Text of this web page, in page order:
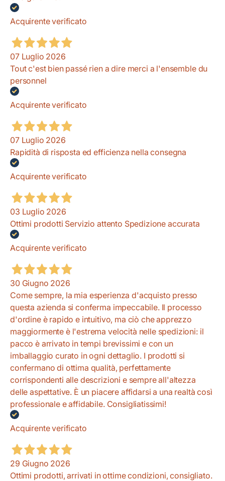
Acquirente verificato
07 Luglio 2026
Tout c'est bien passé rien a dire merci a l'ensemble du
personnel
Acquirente verificato
07 Luglio 2026
Rapidità di risposta ed efficienza nella consegna
Acquirente verificato
03 Luglio 2026
Ottimi prodotti Servizio attento Spedizione accurata
Acquirente verificato
30 Giugno 2026
Come sempre, la mia esperienza d'acquisto presso
questa azienda si conferma impeccabile. Il processo
d'ordine è rapido e intuitivo, ma ciò che apprezzo
maggiormente è l'estrema velocità nelle spedizioni: il
pacco è arrivato in tempi brevissimi e con un
imballaggio curato in ogni dettaglio. I prodotti si
confermano di ottima qualità, perfettamente
corrispondenti alle descrizioni e sempre all'altezza
delle aspettative. È un piacere affidarsi a una realtà così
professionale e affidabile. Consigliatissimi!
Acquirente verificato
29 Giugno 2026
Ottimi prodotti, arrivati in ottime condizioni, consigliato.